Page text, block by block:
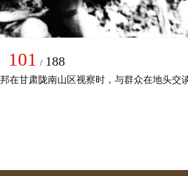
101 / 188
在甘肃陇南山区视察时，与群众在地头交